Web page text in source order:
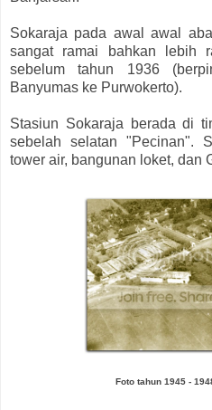
Sokaraja pada awal awal
sangat ramai bahkan lebih
sebelum tahun 1936
Banyumas ke Purwokerto).
Stasiun Sokaraja berada di
sebelah selatan "Pecinan".
tower air, bangunan loket, dan
Foto tahun 1945 -